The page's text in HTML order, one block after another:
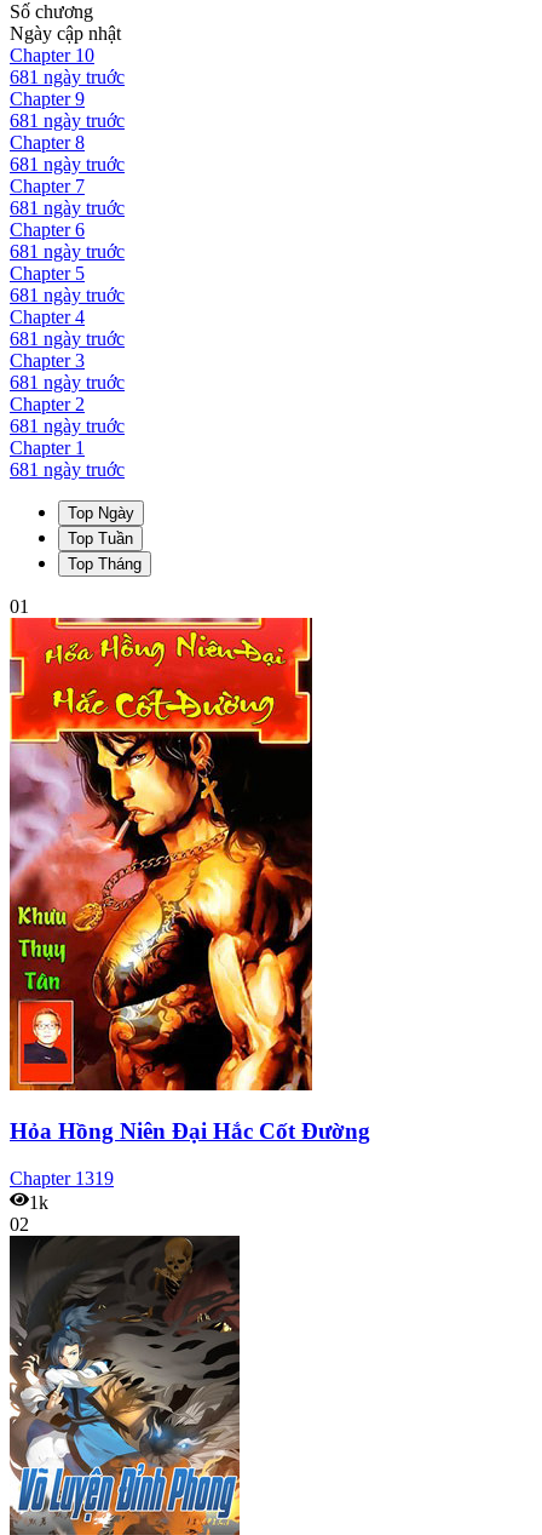
Số chương
Ngày cập nhật
Chapter 10
681 ngày truớc
Chapter9
681 ngày truớc
Chapter8
681 ngày truớc
Chapter 7
681 ngày truớc
Chapter6
681 ngày truớc
Chapter 5
681 ngày truớc
Chapter4
681 ngày truớc
Chapter3
681 ngày truớc
Chapter2
681 ngày truớc
Chapter 1
681 ngày truớc
Top Ngày
Top Tuần
Top Tháng
01
Hỏa Hồng Niên Đại Hắc Cốt Đường
Chapter 1319
1k
02